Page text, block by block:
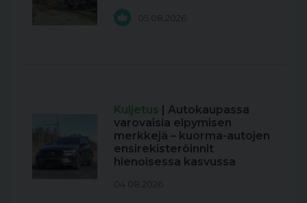
05.08.2026
Kuljetus
| Autokaupassa
varovaisia elpymisen
merkkejä – kuorma-autojen
ensirekisteröinnit
hienoisessa kasvussa
04.08.2026